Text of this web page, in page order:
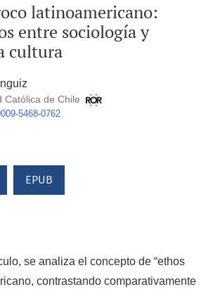
latinoamericano:
entre sociología y
cultura
Católica de Chile
5468-0762
EPUB
se analiza el concepto de “ethos
contrastando comparativamente